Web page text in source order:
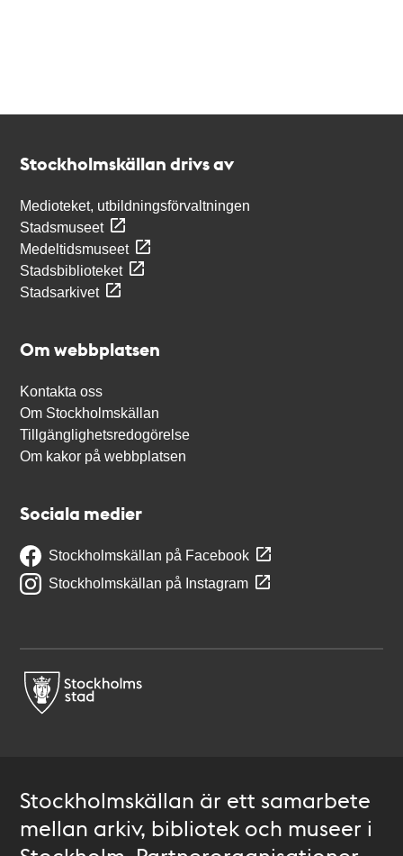
Stockholmskällan drivs av
Medioteket, utbildningsförvaltningen
Stadsmuseet
Medeltidsmuseet
Stadsbiblioteket
Stadsarkivet
Om webbplatsen
Kontakta oss
Om Stockholmskällan
Tillgänglighetsredogörelse
Om kakor på webbplatsen
Sociala medier
Stockholmskällan på Facebook
Stockholmskällan på Instagram
Stockholmskällan är ett samarbete
mellan arkiv, bibliotek och museer i